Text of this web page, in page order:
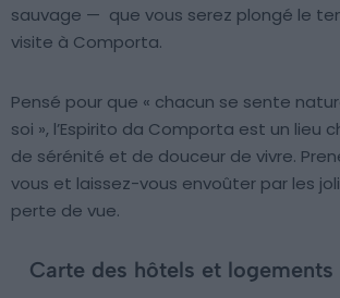
sauvage — que vous serez plongé le
visite à Comporta.
Pensé pour que « chacun se sente
soi », l’Espirito da Comporta est un lieu
de sérénité et de douceur de vivre.
vous et laissez-vous envoûter par les
perte de vue.
Carte des hôtels et